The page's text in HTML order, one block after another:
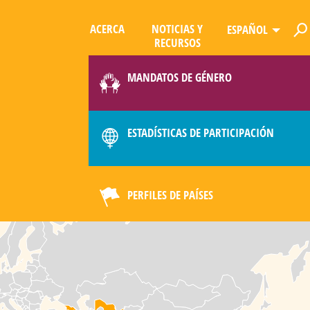
ACERCA
NOTICIAS Y
RECURSOS
ESPAÑOL
MANDATOS DE GÉNERO
ESTADÍSTICAS DE PARTICIPACIÓN
PERFILES DE PAÍSES